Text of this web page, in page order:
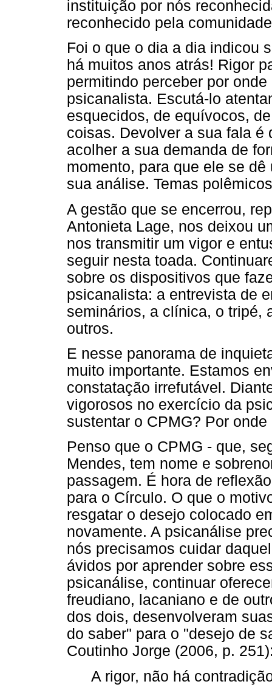
instituição por nós
reconhecido pela
Foi o que o dia a dia indicou
há muitos anos atrás! Rigor
permitindo perceber por
psicanalista. Escutá-lo
esquecidos, de equívocos,
coisas. Devolver a sua fala é
acolher a sua demanda de
momento, para que ele se
sua análise. Temas
A gestão que se encerrou,
Antonieta Lage, nos deixou
nos transmitir um vigor e
seguir nesta toada.
sobre os dispositivos que
psicanalista: a entrevista de
seminários, a clínica, o tripé,
outros.
E nesse panorama de
muito importante. Estamos
constatação irrefutável.
vigorosos no exercício da
sustentar o CPMG? Por
Penso que o CPMG - que,
Mendes, tem nome e
passagem. É hora de
para o Círculo. O que o
resgatar o desejo colocado
novamente. A psicanálise
nós precisamos cuidar
ávidos por aprender sobre
psicanálise, continuar
freudiano, lacaniano e de
dos dois, desenvolveram
do saber" para o "desejo de
Coutinho Jorge (2006, p.
A rigor, não há